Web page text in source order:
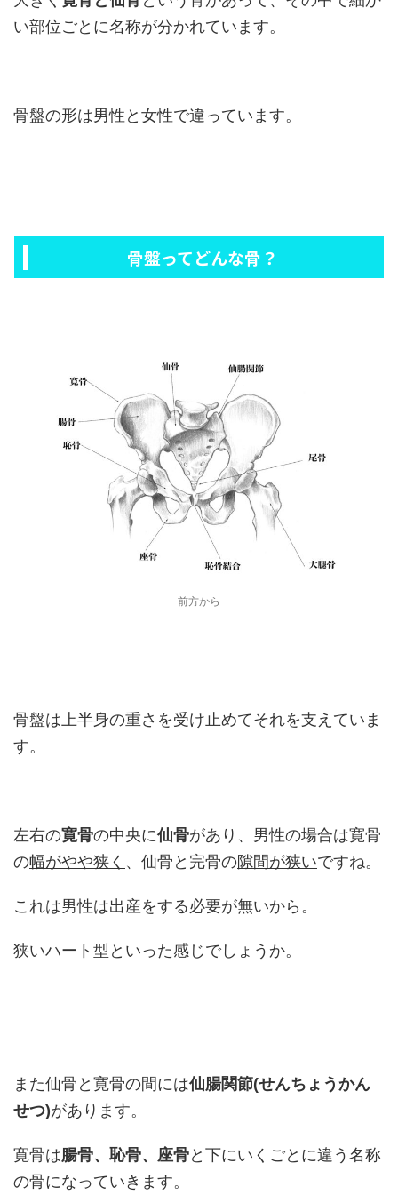
い部位ごとに名称が分かれています。
骨盤の形は男性と女性で違っています。
骨盤ってどんな骨？
前方から
骨盤は上半身の重さを受け止めてそれを支えていま
す。
左右の寛骨の中央に仙骨があり、男性の場合は寛骨
の幅がやや狭く 、仙骨と完骨の隙間が狭いですね。
これは男性は出産をする必要が無いから。
狭いハート型といった感じでしょうか。
また仙骨と寛骨の間には仙腸関節(せんちょうかん
せつ)があります。
寛骨は腸骨、恥骨、座骨と下にいくごとに違う名称
の骨になっていきます。